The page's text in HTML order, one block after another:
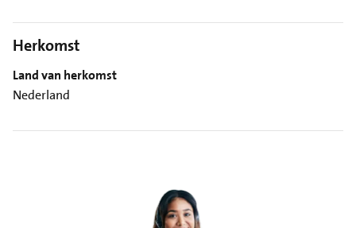
Herkomst
Land van herkomst
Nederland